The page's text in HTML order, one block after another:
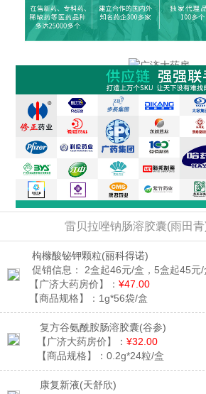
雷贝拉唑钠肠溶胶囊(雨田
枸橼酸铋钾颗粒(丽科得诺)
促销信息：
2盒起46元/盒，5盒起45元/
【广济大药房价】： ¥47.00
【商品规格】： 1g*56袋/盒
复方谷氨酰胺肠溶胶囊(谷参)
【广济大药房价】： ¥32.00
【商品规格】： 0.2g*24粒/盒
康复新液(天舒欣)